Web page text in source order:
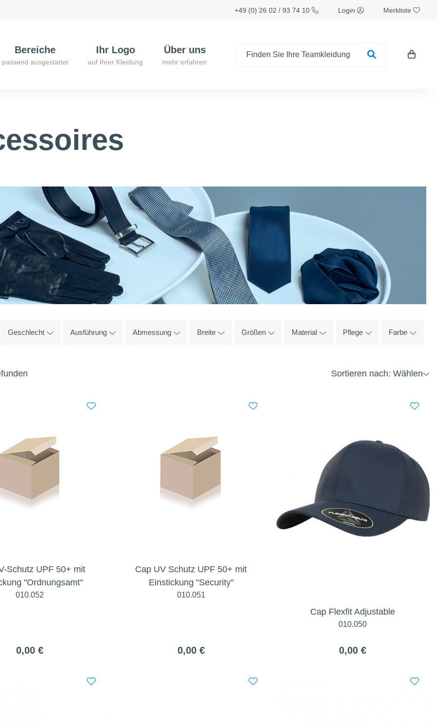
+49 (0) 26 02 / 93 74 10 Login Merkliste
Bereiche
passend ausgestattet
Ihr Logo
auf Ihrer Kleidung
Über uns
mehr erfahren
Geschlecht Ausführung Abmessung Breite Größen Material Pflege Farbe
Sortieren nach: Wählen
Schutz UPF 50+ mit
"Ordnungsamt"
010.052
0,00 €
Cap UV Schutz UPF 50+ mit
Einstickung "Security"
010.051
0,00 €
Cap Flexfit Adjustable
010.050
0,00 €